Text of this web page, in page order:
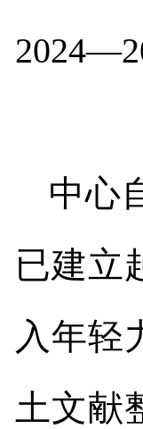
中心
已建立
入年轻
土文献